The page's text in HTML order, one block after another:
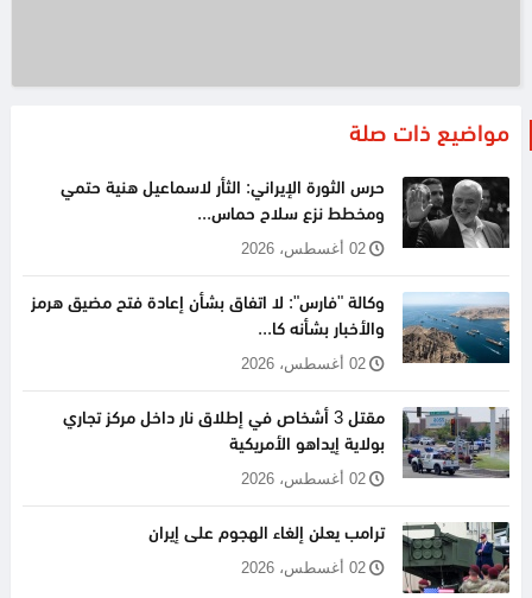
مواضيع ذات صلة
حرس الثورة الإيراني: الثأر لاسماعيل هنية حتمي
ومخطط نزع سلاح حماس...
02 أغسطس، 2026
وكالة "فارس": لا اتفاق بشأن إعادة فتح مضيق هرمز
والأخبار بشأنه كا...
02 أغسطس، 2026
مقتل 3 أشخاص في إطلاق نار داخل مركز تجاري
بولاية إيداهو الأمريكية
02 أغسطس، 2026
ترامب يعلن إلغاء الهجوم على إيران
02 أغسطس، 2026